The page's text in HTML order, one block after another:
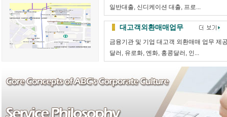
일반대출, 신디케이션 대출, 프로...
대고객외환매매업무
금융기관 및 기업 대고객 외환매매 업무 제
달러, 유로화, 엔화, 홍콩달러, 인...